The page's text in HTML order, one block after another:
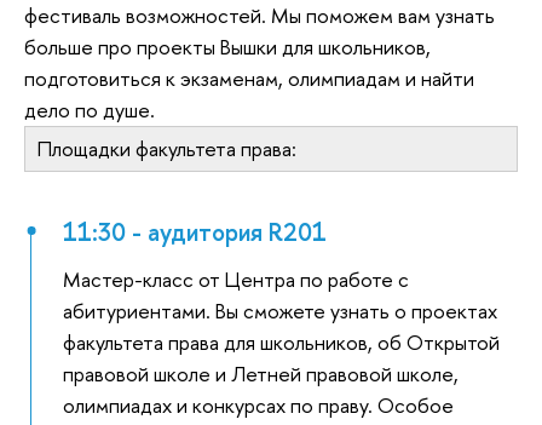
фестиваль возможностей. Мы поможем вам узнать
больше про проекты Вышки для школьников,
подготовиться к экзаменам, олимпиадам и найти
дело по душе.
Площадки факультета права:
11:30 - аудитория R201
Мастер-класс от Центра по работе с
абитуриентами. Вы сможете узнать о проектах
факультета права для школьников, об Открытой
правовой школе и Летней правовой школе,
олимпиадах и конкурсах по праву. Особое